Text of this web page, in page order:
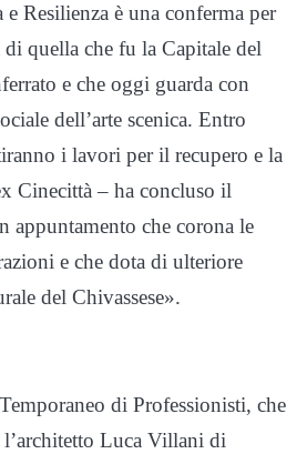
Resilienza è una conferma per
quella che fu la Capitale del
e che oggi guarda con
dell’arte scenica. Entro
i lavori per il recupero e la
Cinecittà – ha concluso il
appuntamento che corona le
e che dota di ulteriore
del Chivassese».
di Professionisti, che
l’architetto Luca Villani di